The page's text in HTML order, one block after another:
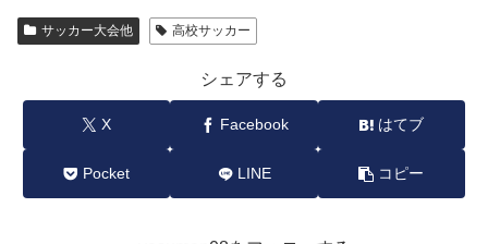
サッカー大会他 高校サッカー
シェアする
X Facebook はてブ
Pocket LINE コピー